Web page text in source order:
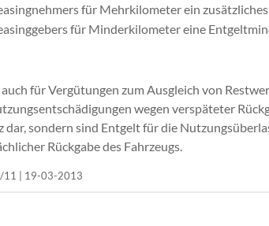
für Mehrkilometer ein
für Minderkilometer eine
für Vergütungen zum Ausgleich von
wegen verspäteter
dar, sondern sind Entgelt für die
Rückgabe des Fahrzeugs.
11 | 19-03-2013